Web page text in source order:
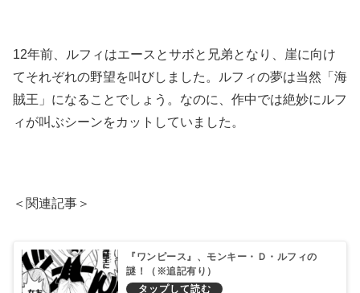
12年前、ルフィはエースとサボと兄弟となり、崖に向け
てそれぞれの野望を叫びしました。ルフィの夢は当然「海
賊王」になることでしょう。なのに、作中では絶妙にルフ
ィが叫ぶシーンをカットしていました。
＜関連記事＞
『ワンピース』、モンキー・Ｄ・ルフィの
謎！（※追記有り）